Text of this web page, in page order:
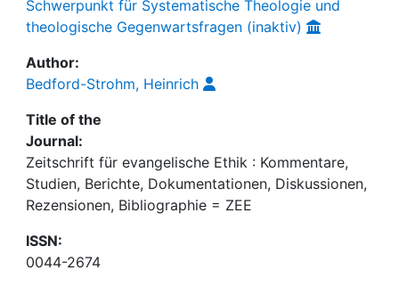
Schwerpunkt für Systematische Theologie und
theologische Gegenwartsfragen (inaktiv)
Author:
Bedford-Strohm, Heinrich
Title of the
Journal:
Zeitschrift für evangelische Ethik : Kommentare,
Studien, Berichte, Dokumentationen, Diskussionen,
Rezensionen, Bibliographie = ZEE
ISSN:
0044-2674